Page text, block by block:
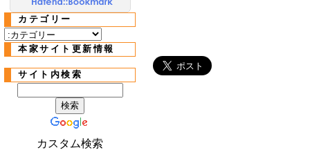
カテゴリー
本家サイト更新情報
サイト内検索
カスタム検索